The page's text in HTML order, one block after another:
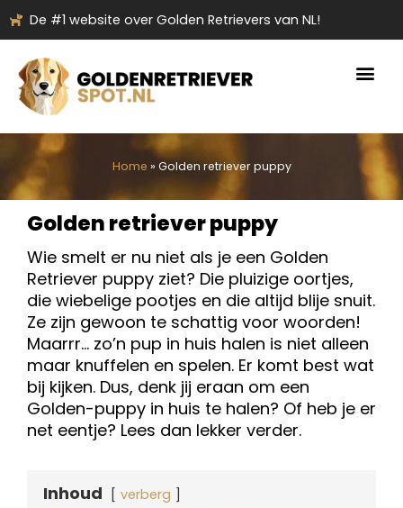
Ga
naar
inhoud
De #1 website over Golden Retrievers van NL!
Home » Golden retriever puppy
Golden retriever puppy
Wie smelt er nu niet als je een Golden
Retriever puppy ziet? Die pluizige oortjes,
die wiebelige pootjes en die altijd blije snuit.
Ze zijn gewoon te schattig voor woorden!
Maarrr… zo’n pup in huis halen is niet alleen
maar knuffelen en spelen. Er komt best wat
bij kijken. Dus, denk jij eraan om een
Golden-puppy in huis te halen? Of heb je er
net eentje? Lees dan lekker verder.
Inhoud verberg